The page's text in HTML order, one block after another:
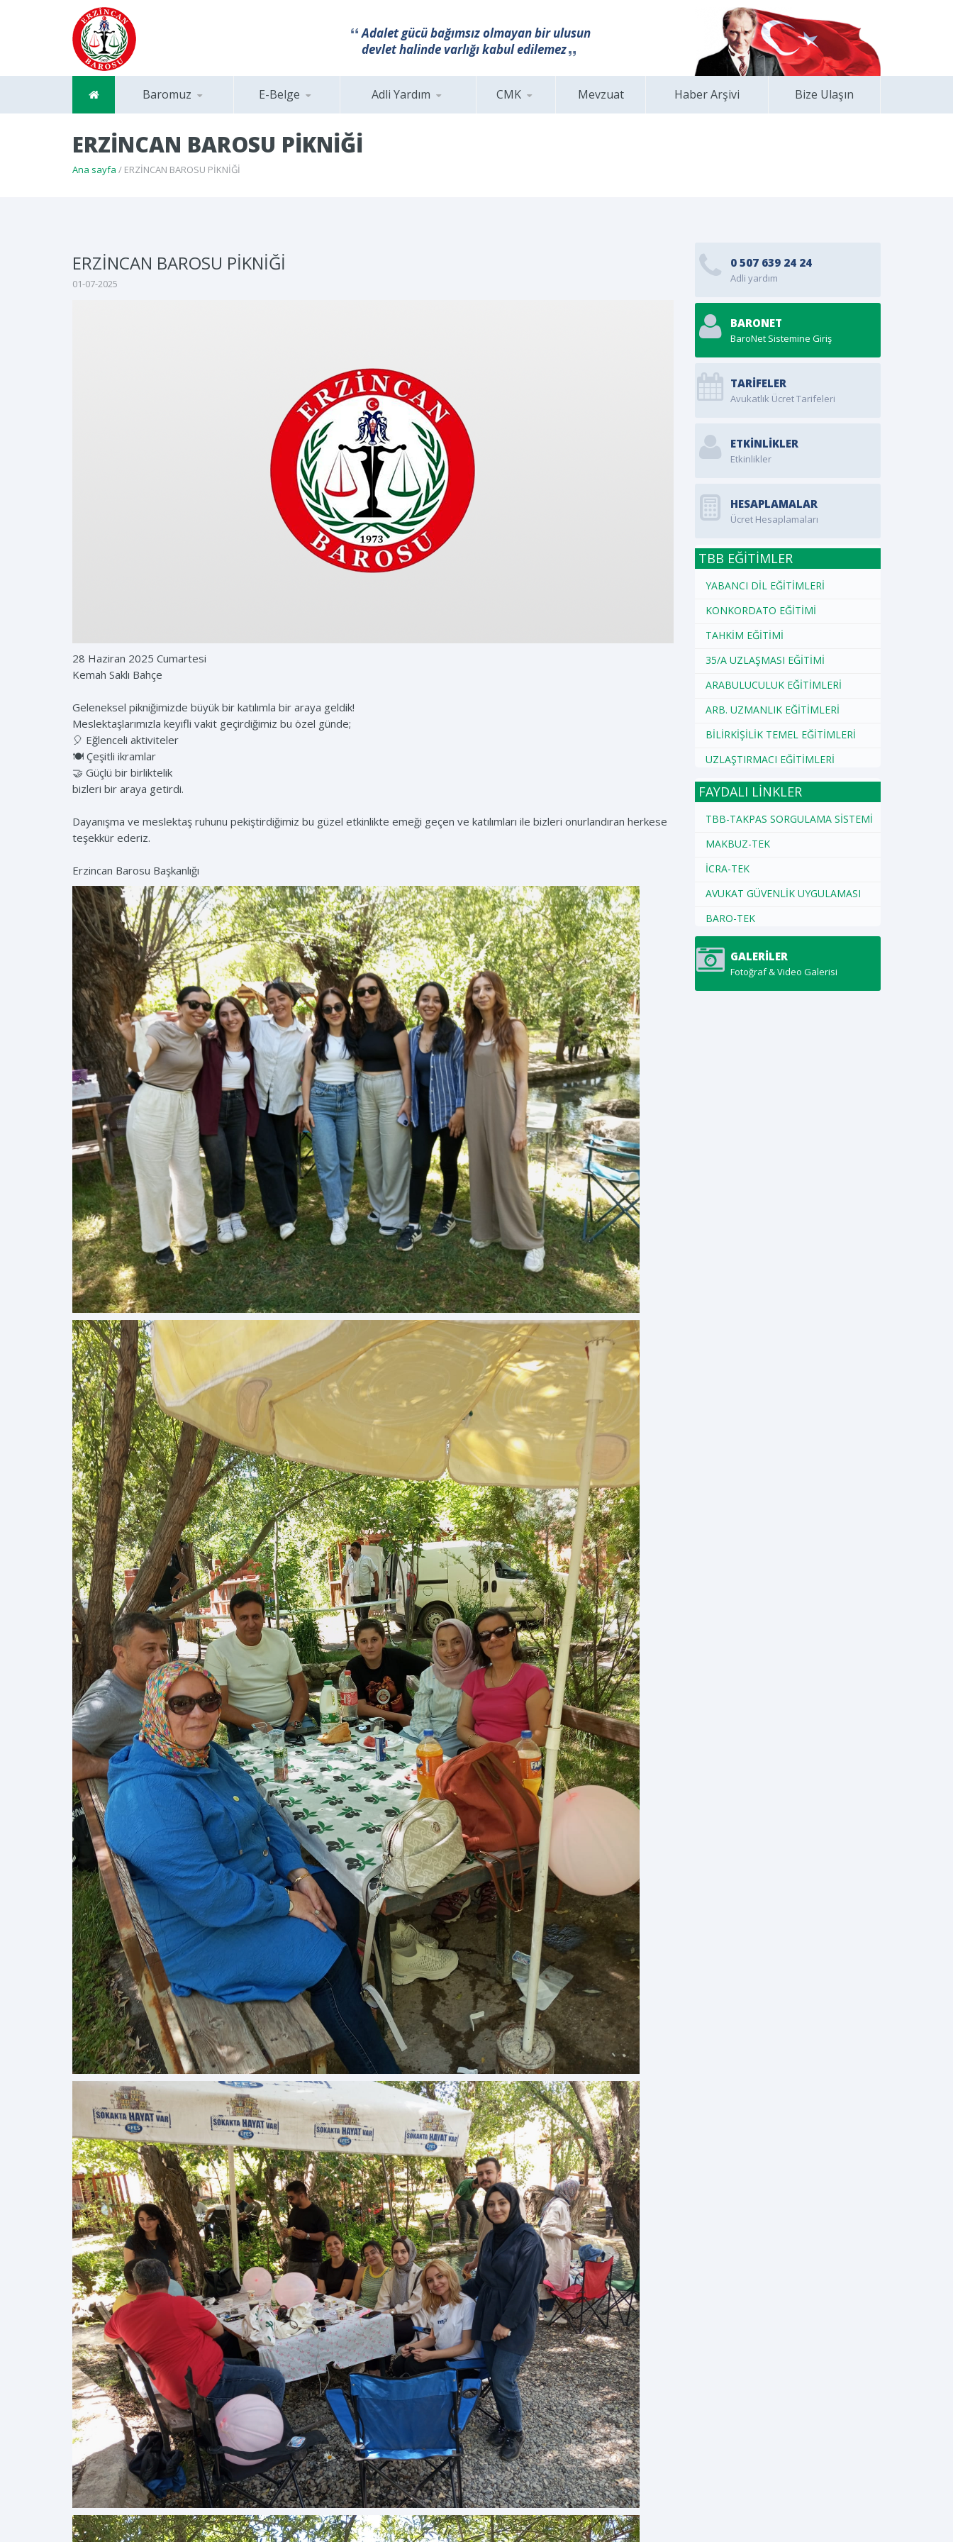
Adalet gücü bağımsız olmayan bir ulusun
devlet halinde varlığı kabul edilemez
Baromuz E-Belge Adli Yardım CMK Mevzuat Haber Arşivi Bize Ulaşın
ERZİNCAN BAROSU PİKNİĞİ
Ana sayfa / ERZİNCAN BAROSU PİKNİĞİ
ERZİNCAN BAROSU PİKNİĞİ
01-07-2025
28 Haziran 2025 Cumartesi
Kemah Saklı Bahçe
Geleneksel pikniğimizde büyük bir katılımla bir araya geldik!
Meslektaşlarımızla keyifli vakit geçirdiğimiz bu özel günde;
🎈 Eğlenceli aktiviteler
🍽️ Çeşitli ikramlar
🤝 Güçlü bir birliktelik
bizleri bir araya getirdi.
Dayanışma ve meslektaş ruhunu pekiştirdiğimiz bu güzel etkinlikte emeği geçen ve katılımları ile bizleri onurlandıran herkese
teşekkür ederiz.
Erzincan Barosu Başkanlığı
0 507 639 24 24
Adli yardım
BARONET
BaroNet Sistemine Giriş
TARİFELER
Avukatlık Ücret Tarifeleri
ETKINLIKLER
Etkinlikler
HESAPLAMALAR
Ücret Hesaplamaları
TBB EĞİTİMLER
YABANCI DİL EĞİTİMLERİ
KONKORDATO EĞİTİMİ
TAHKİM EĞİTİMİ
35/A UZLAŞMASI EĞİTİMİ
ARABULUCULUK EĞİTİMLERİ
ARB. UZMANLIK EĞİTİMLERİ
BİLİRKİŞİLİK TEMEL EĞİTİMLERİ
UZLAŞTIRMACI EĞİTİMLERİ
FAYDALI LİNKLER
TBB-TAKPAS SORGULAMA SİSTEMİ
MAKBUZ-TEK
İCRA-TEK
AVUKAT GÜVENLİK UYGULAMASI
BARO-TEK
GALERILER
Fotoğraf & Video Galerisi